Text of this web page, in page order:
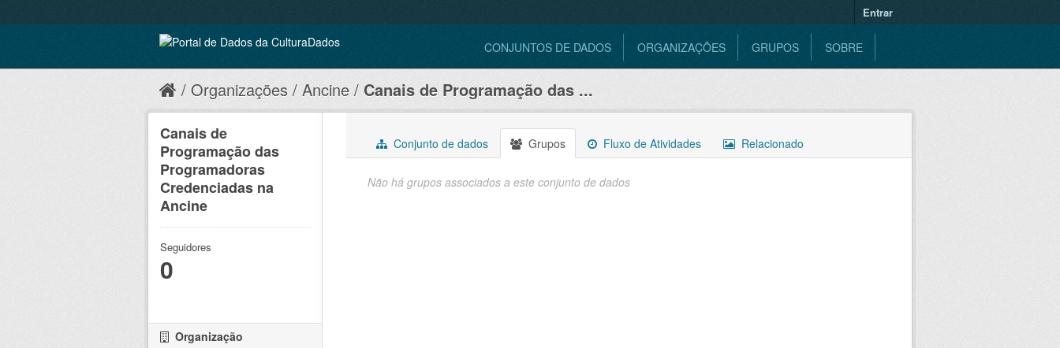
Entrar
CONJUNTOS DE DADOS ORGANIZAÇÕES GRUPOS SOBRE
Organizações Ancine Canais de Programação das ...
Conjunto de dados Grupos Fluxo de Atividades Relacionado
Não há grupos associados a este conjunto de dados
Canais de
Programação das
Programadoras
Credenciadas na
Ancine
Seguidores
0
Organização